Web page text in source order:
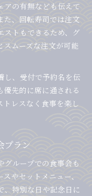
アの有無なども伝えて
た、回転寿司では注文
ストもできるため、グ
スムーズな注文が可能
し、受付で予約名を伝
優先的に席に通される
レスなく食事を楽し
プラン
ループでの食事会も
やセットメニュー、
、特別な日や記念日に